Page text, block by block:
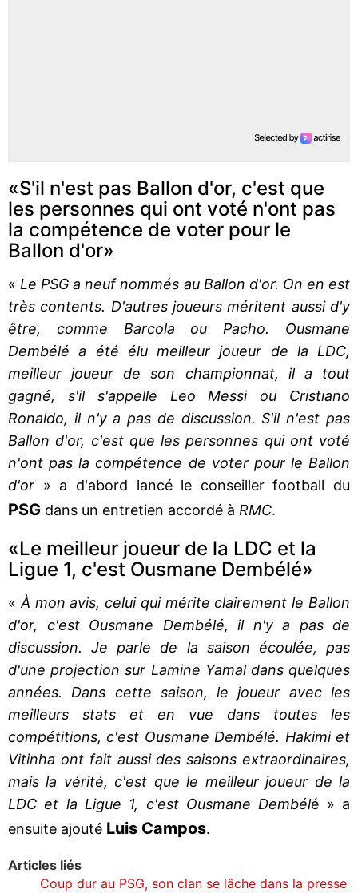
«S'il n'est pas Ballon d'or, c'est que
les personnes qui ont voté n'ont pas
la compétence de voter pour le
Ballon d'or»
« Le PSG a neuf nommés au Ballon d'or. On en est
très contents. D'autres joueurs méritent aussi d'y
être, comme Barcola ou Pacho. Ousmane
Dembélé a été élu meilleur joueur de la LDC,
meilleur joueur de son championnat, il a tout
gagné, s'il s'appelle Leo Messi ou Cristiano
Ronaldo, il n'y a pas de discussion. S'il n'est pas
Ballon d'or, c'est que les personnes qui ont voté
n'ont pas la compétence de voter pour le Ballon
d'or » a d'abord lancé le conseiller football du
PSG dans un entretien accordé à RMC.
«Le meilleur joueur de la LDC et la
Ligue 1, c'est Ousmane Dembélé»
« À mon avis, celui qui mérite clairement le Ballon
d'or, c'est Ousmane Dembélé, il n'y a pas de
discussion. Je parle de la saison écoulée, pas
d'une projection sur Lamine Yamal dans quelques
années. Dans cette saison, le joueur avec les
meilleurs stats et en vue dans toutes les
compétitions, c'est Ousmane Dembélé. Hakimi et
Vitinha ont fait aussi des saisons extraordinaires,
mais la vérité, c'est que le meilleur joueur de la
LDC et la Ligue 1, c'est Ousmane Dembélé » a
ensuite ajouté Luis Campos.
Articles liés
Coup dur au PSG, son clan se lâche dans la presse